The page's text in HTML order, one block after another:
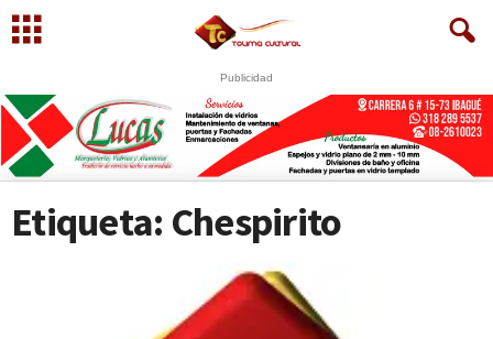
Publicidad
Etiqueta: Chespirito